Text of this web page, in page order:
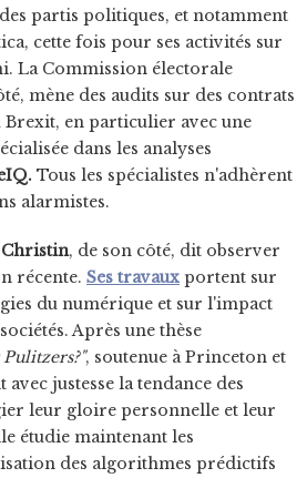
partis politiques, et notamment
cette fois pour ses activités sur
La Commission électorale
mène des audits sur des contrats
Brexit, en particulier avec une
dans les analyses
Tous les spécialistes n'adhèrent
alarmistes.
, de son côté, dit observer
récente. Ses travaux portent sur
du numérique et sur l'impact
Après une thèse
, soutenue à Princeton et
avec justesse la tendance des
leur gloire personnelle et leur
étudie maintenant les
des algorithmes prédictifs